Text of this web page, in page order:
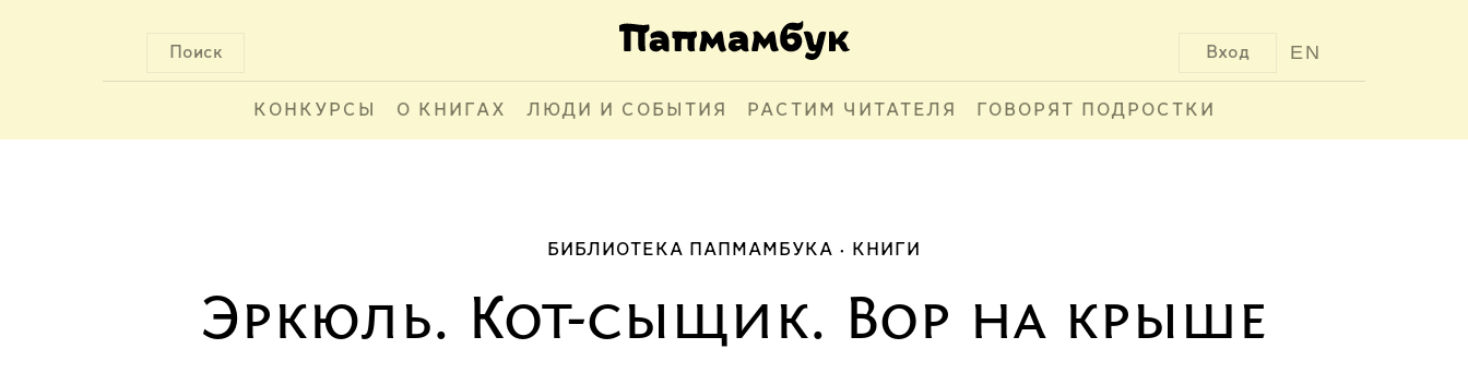
Поиск EN
Вход
КОНКУРСЫ О КНИГАХ ЛЮДИ И СОБЫТИЯ РАСТИМ ЧИТАТЕЛЯ ГОВОРЯТ ПОДРОСТКИ
БИБЛИОТЕКА ПАПМАМБУКА КНИГИ
Эркюль. Кот-сыщик. Вор на крыше